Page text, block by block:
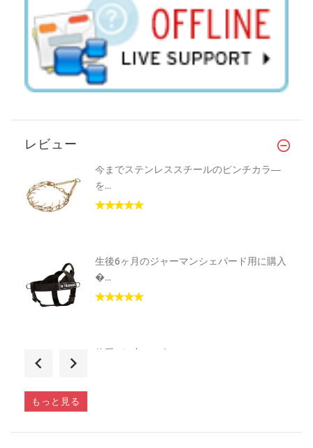
レビュー
今までステンレススチールのピンチカラ―
を...
生後6ヶ月のジャーマンシェパード用に購入
�...
体重が29kgのゴールデンレトリバーに
もっと見る